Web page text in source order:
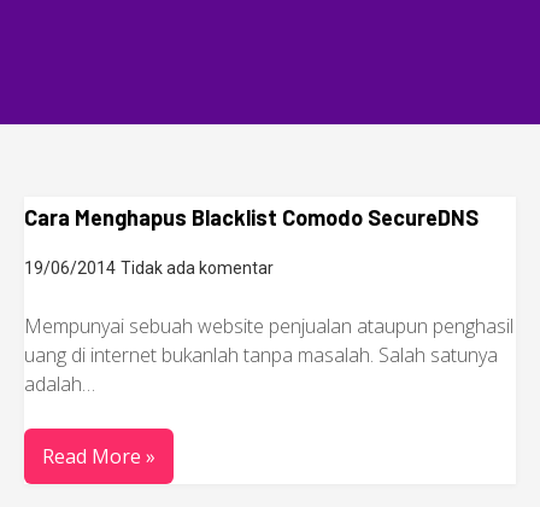
Cara Menghapus Blacklist Comodo SecureDNS
19/06/2014 Tidak ada komentar
Mempunyai sebuah website penjualan ataupun penghasil
uang di internet bukanlah tanpa masalah. Salah satunya
adalah…
Read More »